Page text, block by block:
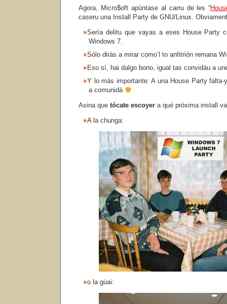
Agora, Micro$oft apúntase al carru de les “
caseru una Install Party de GNU/Linux.
Sería delitu que vayas a eses House Party
Windows 7.
Sólo dirás a mirar como’l to anfitrión remana
Eso sí, hai dalgo bono, igual tas convidáu a
Y lo más importante: A una House Party
a comunidá
Asina que tócate escoyer a qué próxima install
A la chunga:
o la güai: